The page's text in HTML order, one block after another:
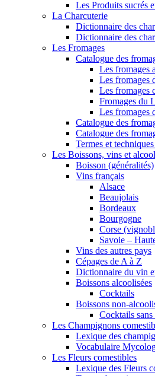
Les Produits sucrés
La Charcuterie
Dictionnaire des
Dictionnaire des
Les Fromages
Catalogue des
Les fromages
Les fromages
Les fromages
Fromages du
Les fromages
Catalogue des
Catalogue des
Termes et
Les Boissons, vins et
Boisson (généralités)
Vins français
Alsace
Beaujolais
Bordeaux
Bourgogne
Corse
Savoie –
Vins des autres pays
Cépages de A à Z
Dictionnaire du vin
Boissons alcoolisées
Cocktails
Boissons non-
Cocktails sans
Les Champignons
Lexique des
Vocabulaire
Les Fleurs comestibles
Lexique des Fleurs